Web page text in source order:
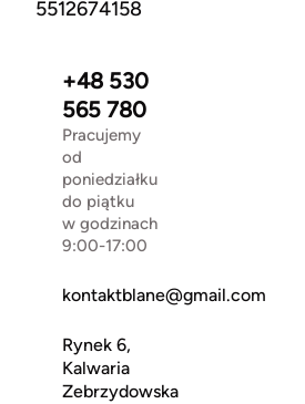
5512674158
+48 530
565 780
Pracujemy
od
poniedziałku
do piątku
w godzinach
9:00-17:00
kontaktblane@gmail.com
Rynek 6,
Kalwaria
Zebrzydowska